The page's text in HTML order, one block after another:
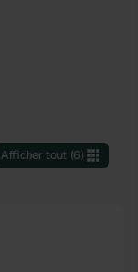
Afficher tout(6)